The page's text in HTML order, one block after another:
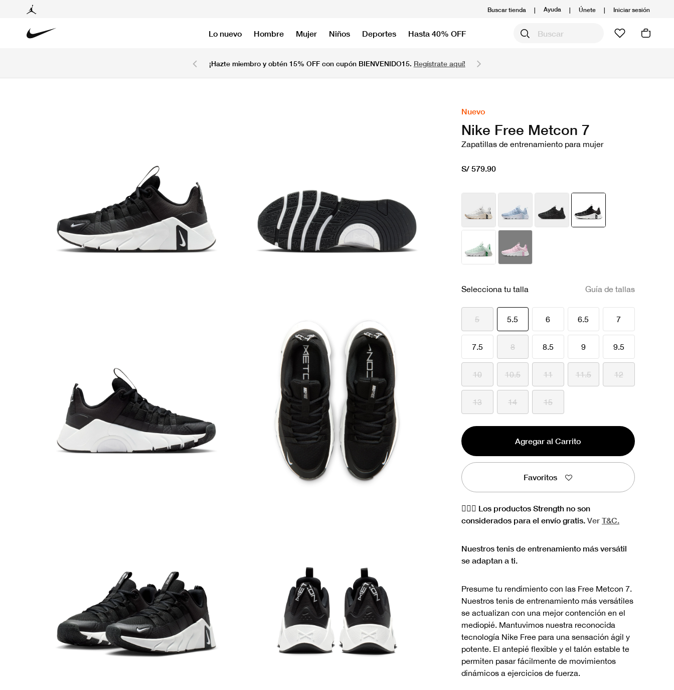
Buscar tienda | Ayuda | Únete | Iniciar sesión
Lo nuevo Hombre Mujer Niños Deportes Hasta 40% OFF
¡Hazte miembro y obtén 15% OFF con cupón BIENVENIDO15. Regístrate aquí!
Nuevo
Nike Free Metcon 7
Zapatillas de entrenamiento para mujer
S/ 579.90
Selecciona tu talla Guía de tallas
5 5.5seleccionado
6 6.5 7
7.5 8 8.5 9 9.5
10 10.5 11 11.5 12
13 14 15
Agregar al Carrito
Favoritos
🏋🏻‍♀️ Los productos Strength no son
considerados para el envío gratis. Ver T&C.
Nuestros tenis de entrenamiento más versátil
se adaptan a ti.
Presume tu rendimiento con las Free Metcon 7.
Nuestros tenis de entrenamiento más versátiles
se actualizan con una mejor contención en el
mediopié. Mantuvimos nuestra reconocida
tecnología Nike Free para una sensación ágil y
potente. El antepié flexible y el talón estable te
permiten pasar fácilmente de movimientos
dinámicos a ejercicios de fuerza.